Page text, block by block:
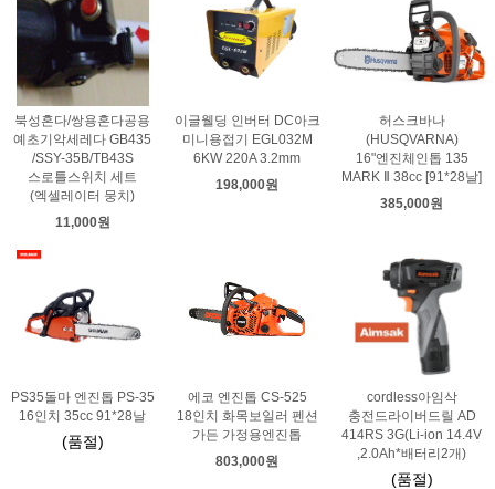
북성혼다/쌍용혼다공용
예초기악세레다 GB435
/SSY-35B/TB43S
스로틀스위치 세트
(엑셀레이터 뭉치)
11,000원
이글웰딩 인버터 DC아크
미니용접기 EGL032M
6KW 220A 3.2mm
198,000원
허스크바나
(HUSQVARNA)
16"엔진체인톱 135
MARK Ⅱ 38cc [91*28날]
385,000원
PS35돌마 엔진톱 PS-35
16인치 35cc 91*28날
(품절)
에코 엔진톱 CS-525
18인치 화목보일러 펜션
가든 가정용엔진톱
803,000원
cordless아임삭
충전드라이버드릴 AD
414RS 3G(Li-ion 14.4V
,2.0Ah*배터리2개)
(품절)